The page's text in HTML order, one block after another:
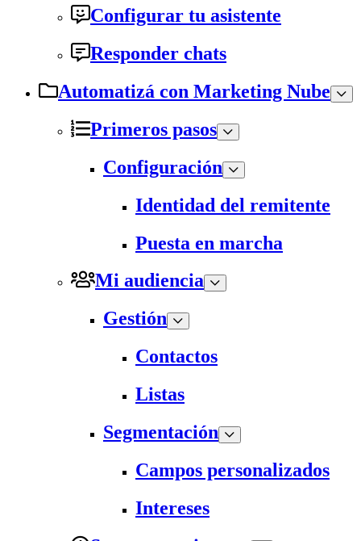
Configurar tu asistente
Responder chats
Automatizá con Marketing Nube
Primeros pasos
Configuración
Identidad del remitente
Puesta en marcha
Mi audiencia
Gestión
Contactos
Listas
Segmentación
Campos personalizados
Intereses